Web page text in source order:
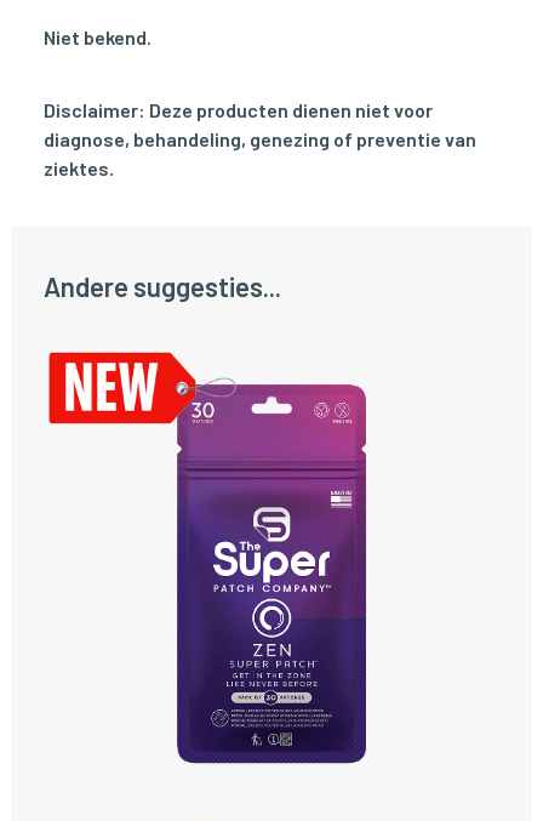
Niet bekend.
Disclaimer: Deze producten dienen niet voor
diagnose, behandeling, genezing of preventie van
ziektes.
Andere suggesties...